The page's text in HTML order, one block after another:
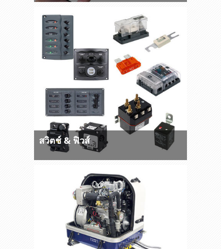
สวิตช์ & ฟิวส์